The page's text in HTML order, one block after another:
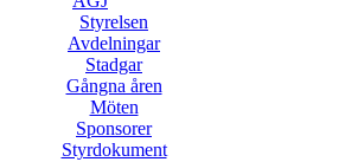
Styrelsen
Avdelningar
Stadgar
Gångna åren
Möten
Sponsorer
Styrdokument